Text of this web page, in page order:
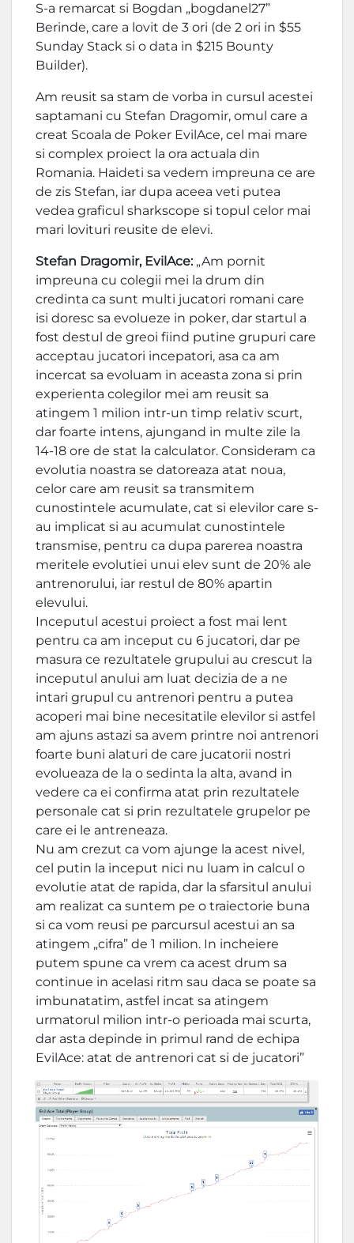
S-a remarcat si Bogdan „bogdanel27”
Berinde, care a lovit de 3 ori (de 2 ori in $55
Sunday Stack si o data in $215 Bounty
Builder).
Am reusit sa stam de vorba in cursul acestei
saptamani cu Stefan Dragomir, omul care a
creat Scoala de Poker EvilAce, cel mai mare
si complex proiect la ora actuala din
Romania. Haideti sa vedem impreuna ce are
de zis Stefan, iar dupa aceea veti putea
vedea graficul sharkscope si topul celor mai
mari lovituri reusite de elevi.
Stefan Dragomir, EvilAce:„Am pornit
impreuna cu colegii mei la drum din
credinta ca sunt multi jucatori romani care
isi doresc sa evolueze in poker, dar startul a
fost destul de greoi fiind putine grupuri care
acceptau jucatori incepatori, asa ca am
incercat sa evoluam in aceasta zona si prin
experienta colegilor mei am reusit sa
atingem 1 milion intr-un timp relativ scurt,
dar foarte intens, ajungand in multe zile la
14-18 ore de stat la calculator. Consideram ca
evolutia noastra se datoreaza atat noua,
celor care am reusit sa transmitem
cunostintele acumulate, cat si elevilor care s-
au implicat si au acumulat cunostintele
transmise, pentru ca dupa parerea noastra
meritele evolutiei unui elev sunt de 20% ale
antrenorului, iar restul de 80% apartin
elevului.
Inceputul acestui proiect a fost mai lent
pentru ca am inceput cu 6 jucatori, dar pe
masura ce rezultatele grupului au crescut la
inceputul anului am luat decizia de a ne
intari grupul cu antrenori pentru a putea
acoperi mai bine necesitatile elevilor si astfel
am ajuns astazi sa avem printre noi antrenori
foarte buni alaturi de care jucatorii nostri
evolueaza de la o sedinta la alta, avand in
vedere ca ei confirma atat prin rezultatele
personale cat si prin rezultatele grupelor pe
care ei le antreneaza.
Nu am crezut ca vom ajunge la acest nivel,
cel putin la inceput nici nu luam in calcul o
evolutie atat de rapida, dar la sfarsitul anului
am realizat ca suntem pe o traiectorie buna
si ca vom reusi pe parcursul acestui an sa
atingem „cifra” de 1 milion. In incheiere
putem spune ca vrem ca acest drum sa
continue in acelasi ritm sau daca se poate sa
imbunatatim, astfel incat sa atingem
urmatorul milion intr-o perioada mai scurta,
dar asta depinde in primul rand de echipa
EvilAce: atat de antrenori cat si de jucatori”